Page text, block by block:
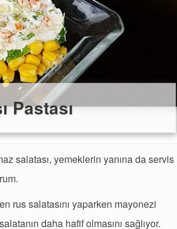
Pastası
salatası, yemeklerin yanına da servis
rus salatasını yaparken mayonezi
daha hafif olmasını sağlıyor.